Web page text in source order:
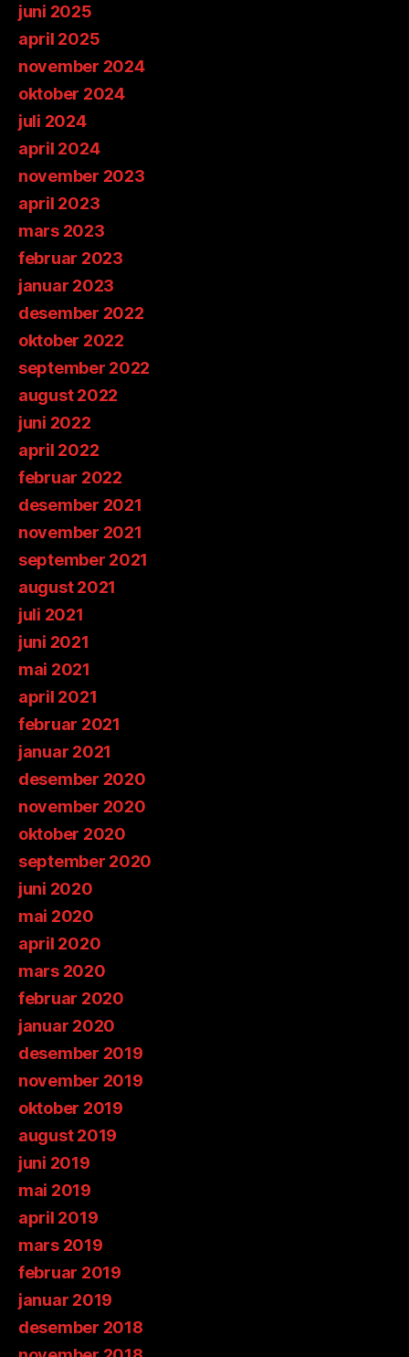
juni 2025
april 2025
november 2024
oktober 2024
juli 2024
april 2024
november 2023
april 2023
mars 2023
februar 2023
januar 2023
desember 2022
oktober 2022
september 2022
august 2022
juni 2022
april 2022
februar 2022
desember 2021
november 2021
september 2021
august 2021
juli 2021
juni 2021
mai 2021
april 2021
februar 2021
januar 2021
desember 2020
november 2020
oktober 2020
september 2020
juni 2020
mai 2020
april 2020
mars 2020
februar 2020
januar 2020
desember 2019
november 2019
oktober 2019
august 2019
juni 2019
mai 2019
april 2019
mars 2019
februar 2019
januar 2019
desember 2018